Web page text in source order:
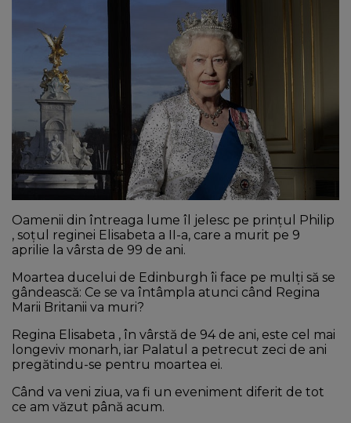
NEWS
CONTUL MEU
Oamenii din întreaga lume îl jelesc pe prințul Philip
, soțul reginei Elisabeta a II-a, care a murit pe 9
aprilie la vârsta de 99 de ani.
Moartea ducelui de Edinburgh îi face pe mulți să se
gândească: Ce se va întâmpla atunci când Regina
Marii Britanii va muri?
Regina Elisabeta , în vârstă de 94 de ani, este cel mai
longeviv monarh, iar Palatul a petrecut zeci de ani
pregătindu-se pentru moartea ei.
Când va veni ziua, va fi un eveniment diferit de tot
ce am văzut până acum.